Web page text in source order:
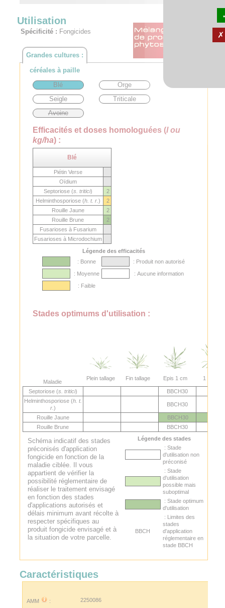
Utilisation
Spécificité : Fongicides
Grandes cultures :
céréales à paille
Blé
Orge
Seigle
Triticale
Avoine
Efficacités et doses homologuées (l ou
kg/ha) :
Blé
Piétin Verse
Oïdium
Septoriose (s. tritici)
2
Helminthosporiose (h. t. r. )
2
Rouille Jaune
2
Rouille Brune
2
Fusarioses à Fusarium
Fusarioses à Microdochium
Légende des efficacités
: Bonne
: Produit non autorisé
: Moyenne
: Aucune information
: Faible
Stades optimums d'utilisation :
Maladie
Plein tallage Fin tallage Epis 1 cm 1 nœud
Septoriose (s. tritici)
BBCH30
Helminthosporiose (h. t.
r. )
BBCH30
Rouille Jaune
BBCH30
Rouille Brune
BBCH30
Schéma indicatif des stades
préconisés d'application
fongicide en fonction de la
maladie ciblée. Il vous
appartient de vérifier la
possibilité réglementaire de
réaliser le traitement envisagé
en fonction des stades
d'applications autorisés et
délais minimum avant récolte à
respecter spécifiques au
produit fongicide envisagé et à
la situation de votre parcelle.
Légende des stades
: Stade
d'utilisation non
préconisé
: Stade
d'utilisation
possible mais
suboptimal
: Stade optimum
d'utilisation
BBCH
: Limites des
stades
d'application
réglementaire en
stade BBCH
Caractéristiques
AMM : 2250086